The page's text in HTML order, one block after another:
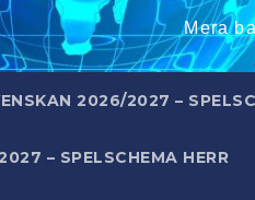
Mera
2026/2027 –
– SPELSCHEMA HERR